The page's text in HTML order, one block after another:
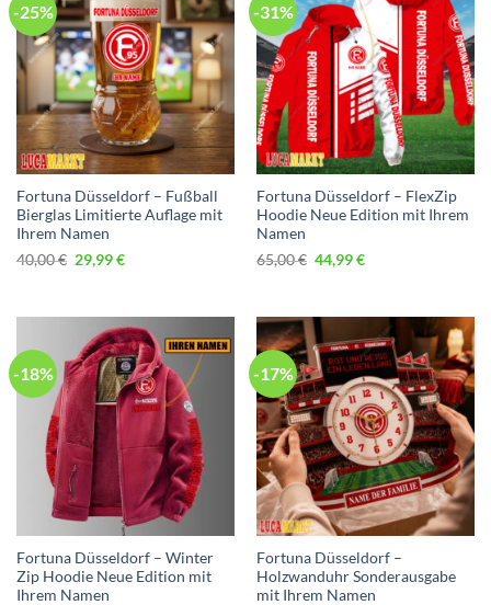
-25%
Fortuna Düsseldorf – Fußball
Bierglas Limitierte Auflage mit
Ihrem Namen
40,00€ Ursprünglicher
Preis
29,99€Aktueller
-31%
Fortuna Düsseldorf – FlexZip
Hoodie Neue Edition mit Ihrem
Namen
65,00€ Ursprünglicher
Preis
44,99€Aktueller
-18%
Fortuna Düsseldorf – Winter
Zip Hoodie Neue Edition mit
Ihrem Namen
-17%
Fortuna Düsseldorf –
Holzwanduhr Sonderausgabe
mit Ihrem Namen